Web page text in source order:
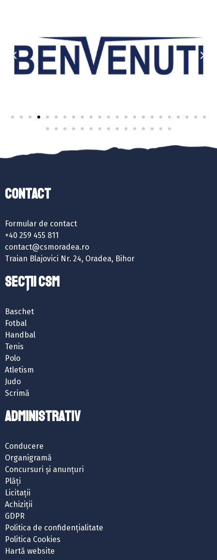
Contact
Formular de contact
+40 259 455 811
contact@csmoradea.ro
Traian Blajovici Nr. 24, Oradea, Bihor
SECȚII CSM
Baschet
Fotbal
Handbal
Tenis
Polo
Atletism
Judo
Scrimă
ADMINISTRATIV
Conducere
Organigramă
Concursuri și anunțuri
Plăți
Licitații
Achiziții
GDPR
Politica de confidențialitate
Politica Cookies
Hartă website